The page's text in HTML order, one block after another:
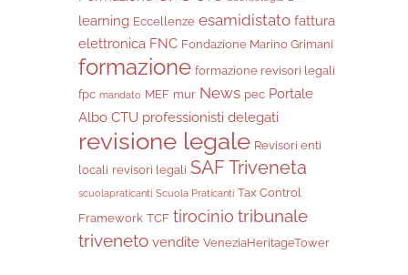
learning Eccellenze esamidistato fattura
elettronica FNC Fondazione Marino Grimani
formazione formazione revisori legali
fpc mandato MEF mur News pec Portale
Albo CTU professionisti delegati
revisione legale Revisori enti
locali revisori legali SAF Triveneta
scuolapraticanti Scuola Praticanti Tax Control
Framework TCF tirocinio tribunale
triveneto vendite VeneziaHeritageTower